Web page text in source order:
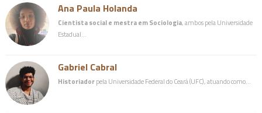
Ana Paula Holanda
Cientista social e mestra em Sociologia, ambos pela Universidade
Estadual…
Gabriel Cabral
Historiadorpela Universidade Federal do Ceará (UFC), atuando como…